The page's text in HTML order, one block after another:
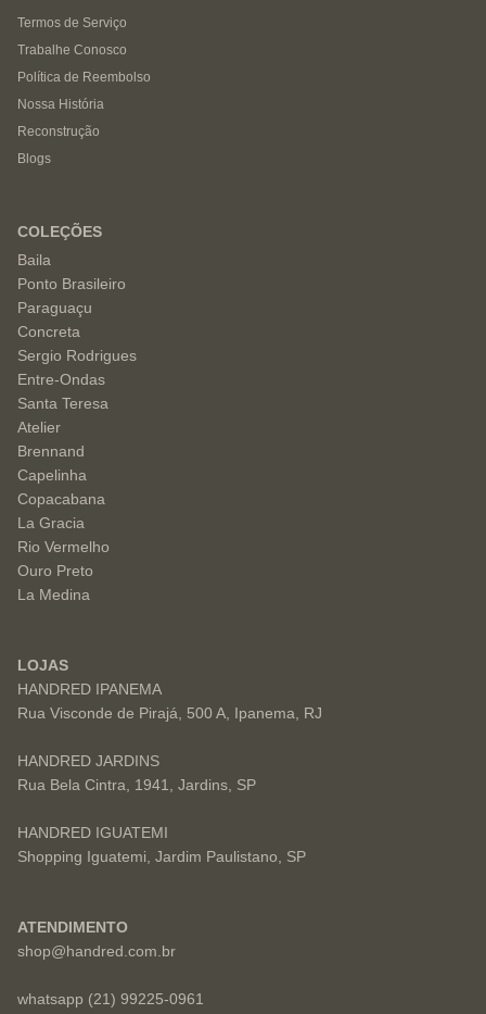
Termos de Serviço
Trabalhe Conosco
Política de Reembolso
Nossa História
Reconstrução
Blogs
COLEÇÕES
Baila
Ponto Brasileiro
Paraguaçu
Concreta
Sergio Rodrigues
Entre-Ondas
Santa Teresa
Atelier
Brennand
Capelinha
Copacabana
La Gracia
Rio Vermelho
Ouro Preto
La Medina
LOJAS
HANDRED IPANEMA
Rua Visconde de Pirajá, 500 A, Ipanema, RJ
HANDRED JARDINS
Rua Bela Cintra, 1941, Jardins, SP
HANDRED IGUATEMI
Shopping Iguatemi, Jardim Paulistano, SP
ATENDIMENTO
shop@handred.com.br
whatsapp (21) 99225-0961